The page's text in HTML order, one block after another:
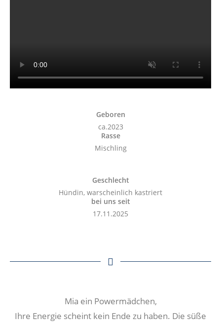
Geboren
ca.2023
Rasse
Mischling
Geschlecht
Hündin, warscheinlich kastriert
bei uns seit
17.11.2025
Mia ein Powermädchen,
Ihre Energie scheint kein Ende zu haben. Die süße